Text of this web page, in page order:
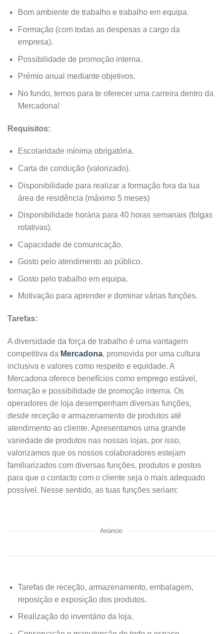
Bom ambiente de trabalho e trabalho em equipa.
Formação (com todas as despesas a cargo da
empresa).
Possibilidade de promoção interna.
Prémio anual mediante objetivos.
No fundo, temos para te oferecer uma carreira dentro da
Mercadona!
Requisitos:
Escolaridade mínima obrigatória.
Carta de condução (valorizado).
Disponibilidade para realizar a formação fora da tua
área de residência (máximo 5 meses)
Disponibilidade horária para 40 horas semanais (folgas
rotativas).
Capacidade de comunicação.
Gosto pelo atendimento ao público.
Gosto pelo trabalho em equipa.
Motivação para aprender e dominar várias funções.
Tarefas:
A diversidade da força de trabalho é uma vantagem
competitiva da Mercadona, promovida por uma cultura
inclusiva e valores como respeito e equidade. A
Mercadona oferece benefícios como emprego estável,
formação e possibilidade de promoção interna. Os
operadores de loja desempenham diversas funções,
desde receção e armazenamento de produtos até
atendimento ao cliente. Apresentamos uma grande
variedade de produtos nas nossas lojas, por isso,
valorizamos que os nossos colaboradores estejam
familiarizados com diversas funções, produtos e postos
para que o contacto com o cliente seja o mais adequado
possível. Nesse sentido, as tuas funções seriam:
Anúncio
Tarefas de receção, armazenamento, embalagem,
reposição e exposição dos produtos.
Realização do inventário da loja.